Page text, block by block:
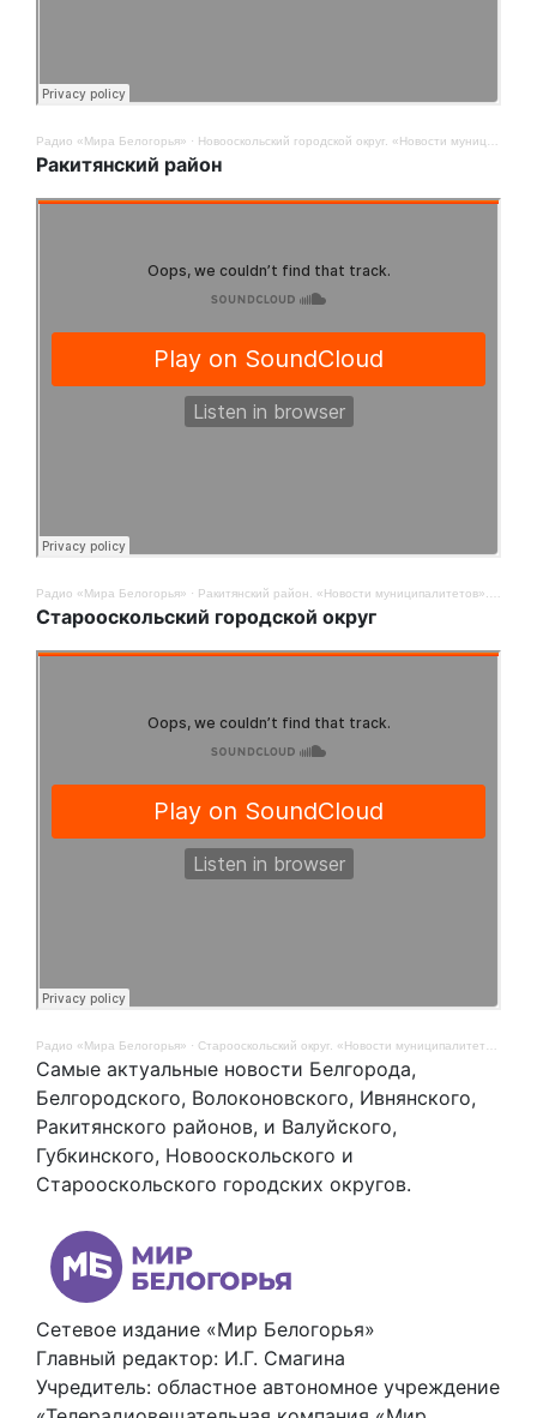
Радио «Мира Белогорья» · Новооскольский городской округ. «Новости муниципалитетов». 14 ноября
Ракитянский район
Радио «Мира Белогорья» · Ракитянский район. «Новости муниципалитетов». 14 ноября
Старооскольский городской округ
Радио «Мира Белогорья» · Старооскольский округ. «Новости муниципалитетов». 14 ноября
Самые актуальные новости Белгорода,
Белгородского, Волоконовского, Ивнянского,
Ракитянского районов, и Валуйского,
Губкинского, Новооскольского и
Старооскольского городских округов.
Сетевое издание «Мир Белогорья»
Главный редактор: И.Г. Смагина
Учредитель: областное автономное учреждение